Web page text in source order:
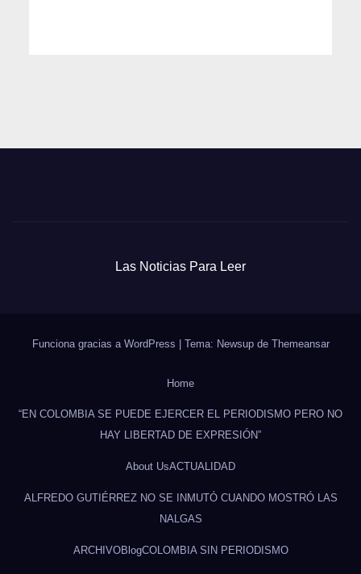
Las Noticias Para Leer
Funciona gracias a WordPress Tema: Newsup de Themeansar
Home
“EN COLOMBIA SE PUEDE EJERCER EL PERIODISMO PERO NO
HAY LIBERTAD DE EXPRESIÓN”
About UsACTUALIDAD
ALFREDO GUTIÉRREZ NO SE INMUTÓ CUANDO MOSTRÓ LAS
NALGAS
ARCHIVOBlogCOLOMBIA SIN PERIODISMO